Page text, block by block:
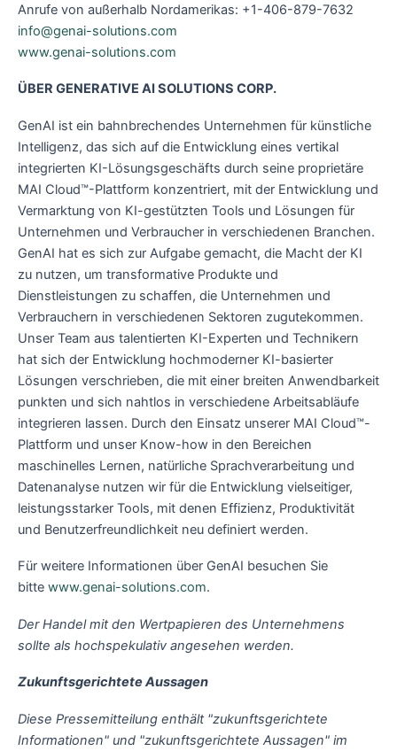
Anrufe von außerhalb Nordamerikas: +1-406-879-7632
info@genai-solutions.com
www.genai-solutions.com
ÜBER GENERATIVE AI SOLUTIONS CORP.
GenAI ist ein bahnbrechendes Unternehmen für künstliche
Intelligenz, das sich auf die Entwicklung eines vertikal
integrierten KI-Lösungsgeschäfts durch seine proprietäre
MAI Cloud™-Plattform konzentriert, mit der Entwicklung und
Vermarktung von KI-gestützten Tools und Lösungen für
Unternehmen und Verbraucher in verschiedenen Branchen.
GenAI hat es sich zur Aufgabe gemacht, die Macht der KI
zu nutzen, um transformative Produkte und
Dienstleistungen zu schaffen, die Unternehmen und
Verbrauchern in verschiedenen Sektoren zugutekommen.
Unser Team aus talentierten KI-Experten und Technikern
hat sich der Entwicklung hochmoderner KI-basierter
Lösungen verschrieben, die mit einer breiten Anwendbarkeit
punkten und sich nahtlos in verschiedene Arbeitsabläufe
integrieren lassen. Durch den Einsatz unserer MAI Cloud™-
Plattform und unser Know-how in den Bereichen
maschinelles Lernen, natürliche Sprachverarbeitung und
Datenanalyse nutzen wir für die Entwicklung vielseitiger,
leistungsstarker Tools, mit denen Effizienz, Produktivität
und Benutzerfreundlichkeit neu definiert werden.
Für weitere Informationen über GenAI besuchen Sie
bitte www.genai-solutions.com.
Der Handel mit den Wertpapieren des Unternehmens
sollte als hochspekulativ angesehen werden.
Zukunftsgerichtete Aussagen
Diese Pressemitteilung enthält "zukunftsgerichtete
Informationen" und "zukunftsgerichtete Aussagen" im